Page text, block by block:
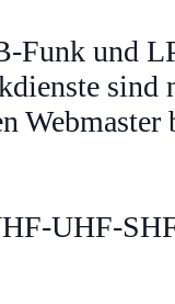
Funk und
UHF-